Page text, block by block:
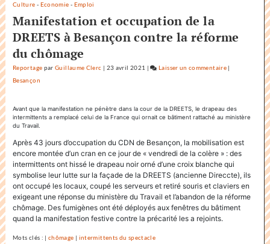
Culture - Economie - Emploi
Manifestation et occupation de la
DREETS à Besançon contre la réforme
du chômage
Reportage parGuillaume Clerc | 23 avril 2021 | Laisser un commentaire on
Factuel.media
le
titre
Factuel
»
dans
|
Besançon
Avant que la manifestation ne pénètre dans la cour de la DREETS, le drapeau des
intermittents a remplacé celui de la France qui ornait ce bâtiment rattaché au ministère
du Travail.
Après 43 jours d’occupation du CDN de Besançon, la mobilisation est
encore montée d’un cran en ce jour de « vendredi de la colère » : des
intermittents ont hissé le drapeau noir orné d’une croix blanche qui
symbolise leur lutte sur la façade de la DREETS (ancienne Direccte), ils
ont occupé les locaux, coupé les serveurs et retiré souris et claviers en
exigeant une réponse du ministère du Travail et l’abandon de la réforme
chômage. Des fumigènes ont été déployés aux fenêtres du bâtiment
quand la manifestation festive contre la précarité les a rejoints.
Mots clés : |chômage | intermittents du spectacle